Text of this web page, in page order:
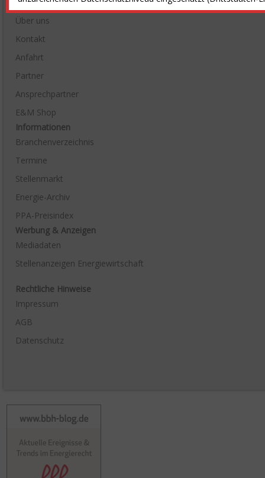
Unternehmen
Über uns
Kontakt
Anfahrt
Partner
Ansprechpartner
E&M Shop
Informationen
Branchenverzeichnis
Termine
Stellenmarkt
Energie-Archiv
PPA-Preisindex
Werbung & Anzeigen
Mediadaten
Stellenanzeigen Energiewirtschaft
Rechtliche Hinweise
Impressum
AGB
Datenschutz